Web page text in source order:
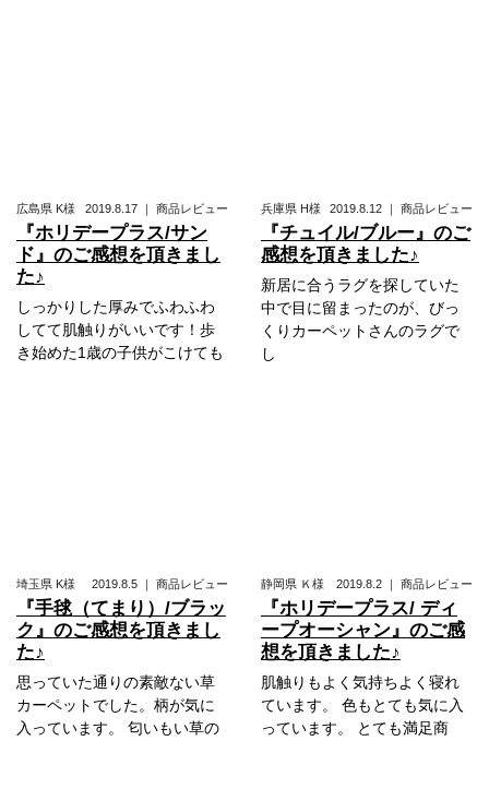
広島県 K様 2019.8.17 ｜ 商品レビュー
『ホリデープラス/サン
ド』のご感想を頂きまし
た♪
しっかりした厚みでふわふわ
してて肌触りがいいです！歩
き始めた1歳の子供がこけても
兵庫県 H様 2019.8.12 ｜ 商品レビュー
『チュイル/ブルー』のご
感想を頂きました♪
新居に合うラグを探していた
中で目に留まったのが、びっ
くりカーペットさんのラグで
し
埼玉県 K様 2019.8.5 ｜ 商品レビュー
『手毬（てまり）/ブラッ
ク』のご感想を頂きまし
た♪
思っていた通りの素敵ない草
カーペットでした。柄が気に
入っています。 匂いもい草の
静岡県 Ｋ様 2019.8.2 ｜ 商品レビュー
『ホリデープラス/ ディ
ープオーシャン』のご感
想を頂きました♪
肌触りもよく気持ちよく寝れ
ています。 色もとても気に入
っています。 とても満足商